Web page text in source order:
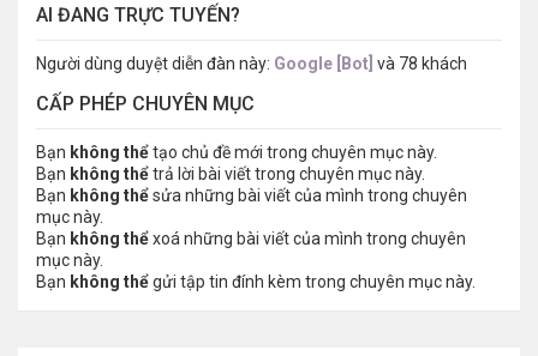
AI ĐANG TRỰC TUYẾN?
Người dùng duyệt diễn đàn này: Google [Bot] và 78 khách
CẤP PHÉP CHUYÊN MỤC
Bạn không thểtạo chủ đề mới trong chuyên mục này.
Bạn không thểtrả lời bài viết trong chuyên mục này.
Bạn không thểsửa những bài viết của mình trong chuyên
mục này.
Bạn không thểxoá những bài viết của mình trong chuyên
mục này.
Bạn không thểgửi tập tin đính kèm trong chuyên mục này.